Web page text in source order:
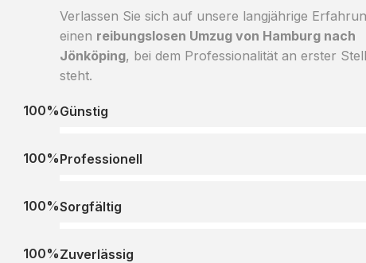
Verlassen Sie sich auf unsere langjährige
einen reibungslosen Umzug von Hamburg nach
Jönköping, bei dem Professionalität an erster
steht.
Günstig
100%
Professionell
100%
Sorgfältig
100%
Zuverlässig
100%